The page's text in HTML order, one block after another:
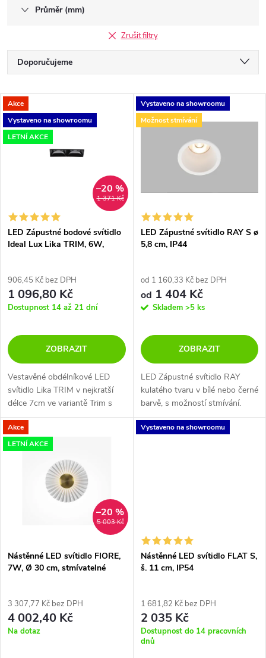
Průměr (mm)
Zrušit filtry
Ř
a
z
e
í
p
r
o
d
u
k
t
ů
Doporučujeme
Nejdražší
Nejprodávanější
Abecedně
V
ý
s
p
r
o
d
u
k
t
Akce
Vystaveno na showroomu
LETNÍ AKCE
1 371 Kč
–20 %
LED Zápustné bodové svítidlo
Ideal Lux Lika TRIM, 6W,
906,45 Kč bez DPH
1 096,80 Kč
Dostupnost 14 až 21 dní
ZOBRAZIT
Vestavěné obdélníkové LED
svítidlo Lika TRIM v nejkratší
délce 7cm ve variantě Trim s
rámečkem s 2 LED bodovými
světly. Chromatičnost 3000K
nebo 4000K a vyzařovací...
Vystaveno na showroomu
Možnost stmívání
LED Zápustné svítidlo RAY S ø
5,8 cm, IP44
od 1 160,33 Kč bez DPH
od 1 404 Kč
Skladem >5 ks
ZOBRAZIT
LED Zápustné svítidlo RAY
kulatého tvaru v bílé nebo černé
barvě, s možností stmívání.
Vyšší stupeň krytí IP44.
Akce
LETNÍ AKCE
5 003 Kč
–20 %
Nástěnné LED svítidlo FIORE,
7W, Ø 30 cm, stmívatelné
3 307,77 Kč bez DPH
4 002,40 Kč
Na dotaz
Vystaveno na showroomu
Nástěnné LED svítidlo FLAT S,
š. 11 cm, IP54
1 681,82 Kč bez DPH
2 035 Kč
Dostupnost do 14 pracovních
dnů